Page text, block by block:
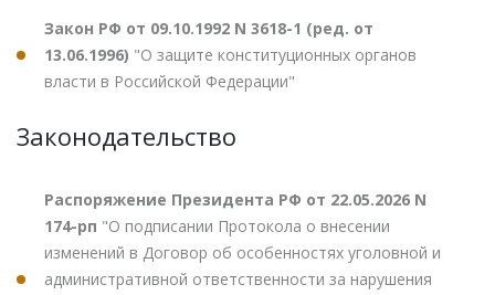
Закон РФ от 09.10.1992 N 3618-1 (ред. от
13.06.1996) "О защите конституционных органов
власти в Российской Федерации"
Законодательство
Распоряжение Президента РФ от 22.05.2026 N
174-рп "О подписании Протокола о внесении
изменений в Договор об особенностях уголовной и
административной ответственности за нарушения